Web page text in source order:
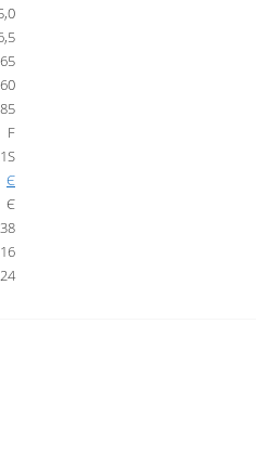
65
60
85
F
Є
Є
16
24